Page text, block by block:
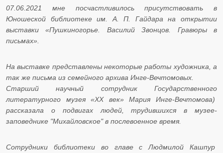
07.06.2021 мне посчастливилось присутствовать в
Юношеской библиотеке им. А. П. Гайдара на открытии
выставки «Пушкиногорье. Василий Звонцов. Гравюры в
письмах».
На выставке представлены некоторые работы художника, а
так же письма из семейного архива Инге-Вечтомовых.
​​​​​​​Старший научный сотрудник Государственного
литературного музея «ХХ век» Мария Инге-Вечтомова)
рассказала о подвигах людей, трудившихся в музее-
заповеднике "Михайловское" в послевоенное время.
Сотрудники библиотеки во главе с Людмилой Кашпур